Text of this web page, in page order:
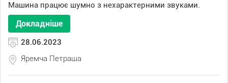
Машина працює шумно з нехарактерними звуками.
Докладніше
28.06.2023
Яремча Петраша